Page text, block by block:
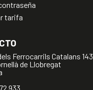
tarifa
Ferrocarrils Catalans 143
de Llobregat
933